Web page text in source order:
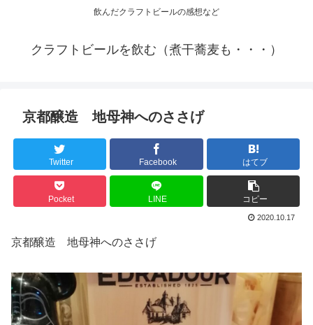
飲んだクラフトビールの感想など
クラフトビールを飲む（煮干蕎麦も・・・）
京都醸造 地母神へのささげ
Twitter Facebook はてブ
Pocket LINE コピー
2020.10.17
京都醸造 地母神へのささげ